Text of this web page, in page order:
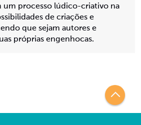
um processo lúdico-criativo na
de criações e
que sejam autores e
próprias engenhocas.